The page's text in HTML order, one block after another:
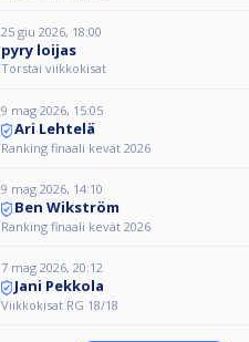
25 giu 2026, 18:00
pyry loijas
Torstai viikkokisat
9 mag 2026, 15:05
Ari Lehtelä
Ranking finaali kevät 2026
9 mag 2026, 14:10
Ben Wikström
Ranking finaali kevät 2026
7 mag 2026, 20:12
Jani Pekkola
Viikkokisat RG 18/18